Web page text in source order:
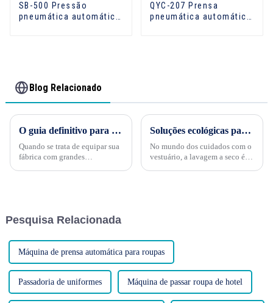
SB-500 Pressão
pneumática automática
QYC-207 Prensa
pneumática automática
Blog Relacionado
O guia definitivo para escolher equipamentos para grandes fábricas de lavagem
Quando se trata de equipar sua
fábrica com grandes
Soluções ecológicas para lavagem a seco: abraçando um futuro sustentável no cuidado com roupas
No mundo dos cuidados com o
vestuário, a lavagem a seco é
Pesquisa Relacionada
Máquina de prensa automática para roupas
Passadoria de uniformes Máquina de passar roupa de hotel